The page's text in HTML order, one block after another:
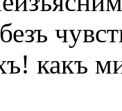
какъ